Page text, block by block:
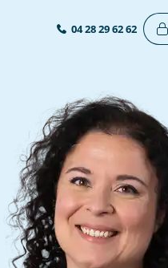
04 28 29 62 62